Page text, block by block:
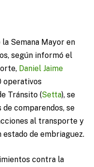
Semana Mayor en
según informó el
Daniel Jaime
operativos
Tránsito (Setta), se
comparendos, se
al transporte y
de embriaguez.
contra la